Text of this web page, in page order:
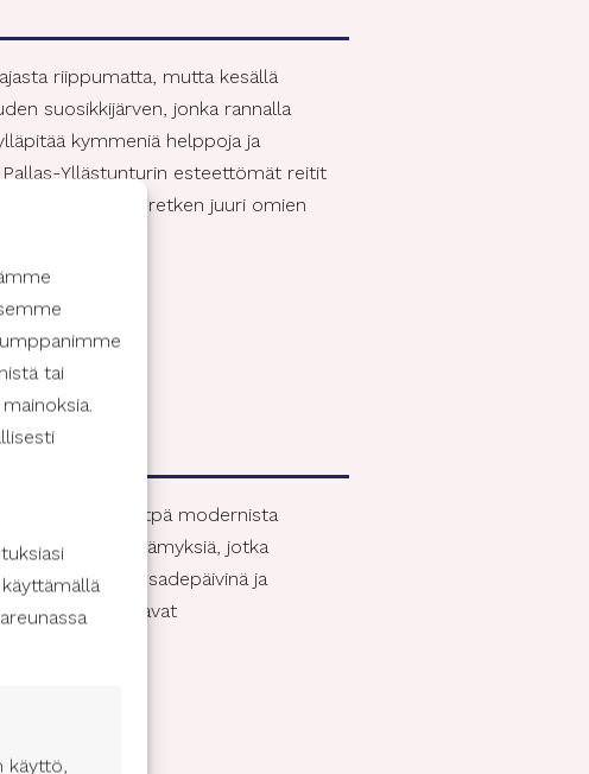
tai
käyttö,
riippumatta, mutta kesällä
suosikkijärven, jonka rannalla
kymmeniä helppoja ja
Yllästunturin esteettömät reitit
voit suunnitella retken juuri omien
elämyksiin. Piditpä modernista
tarinoita ja elämyksiä, jotka
valinta myös sadepäivinä ja
tarjoavat